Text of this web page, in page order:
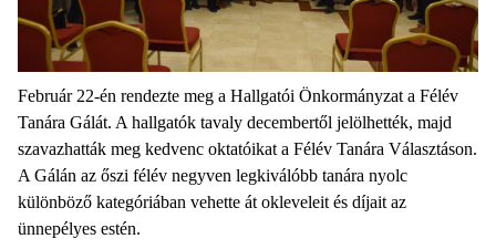
Február 22-én rendezte meg a Hallgatói Önkormányzat a Félév
Tanára Gálát. A hallgatók tavaly decembertől jelölhették, majd
szavazhatták meg kedvenc oktatóikat a Félév Tanára Választáson.
A Gálán az őszi félév negyven legkiválóbb tanára nyolc
különböző kategóriában vehette át okleveleit és díjait az
ünnepélyes estén.